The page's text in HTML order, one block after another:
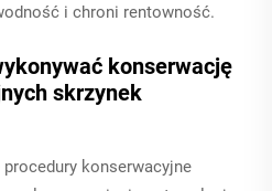
i chroni rentowność.
konserwację
skrzynek
konserwacyjne